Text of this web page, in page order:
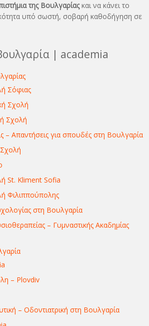
της Βουλγαρίαςκαι να κάνει το
υπό σωστή, σοβαρή καθοδήγηση σε
| academia
Σόφιας
Σχολή
Σχολή
– Απαντήσεις για σπουδές στη Βουλγαρία
Σχολή
St. Kliment Sofia
Φιλιππούπολης
στη Βουλγαρία
– Γυμναστικής Ακαδημίας
– Plovdiv
– Οδοντιατρική στη Βουλγαρία